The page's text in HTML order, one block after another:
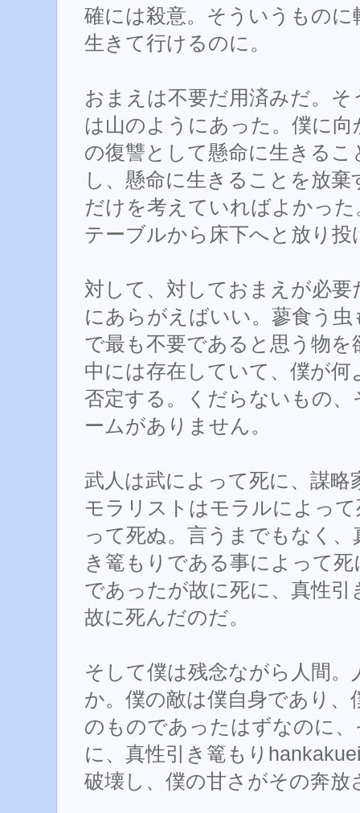
確には殺意。そういうもの
生きて行けるのに。
おまえは不要だ用済みだ。
は山のようにあった。僕に
の復讐として懸命に生きる
し、懸命に生きることを放
だけを考えていればよかっ
テーブルから床下へと放り投
対して、対しておまえが必
にあらがえばいい。蓼食う
で最も不要であると思う物
中には存在していて、僕が
否定する。くだらないもの
ームがありません。
武人は武によって死に、謀略
モラリストはモラルによっ
って死ぬ。言うまでもなく
き篭もりである事によって
であったが故に死に、真性
故に死んだのだ。
そして僕は残念ながら人間
か。僕の敵は僕自身であり
のものであったはずなのに
に、真性引き篭もり
破壊し、僕の甘さがその奔放